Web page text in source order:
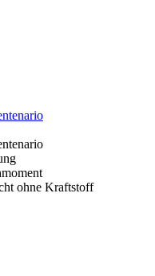
ohne Kraftstoff